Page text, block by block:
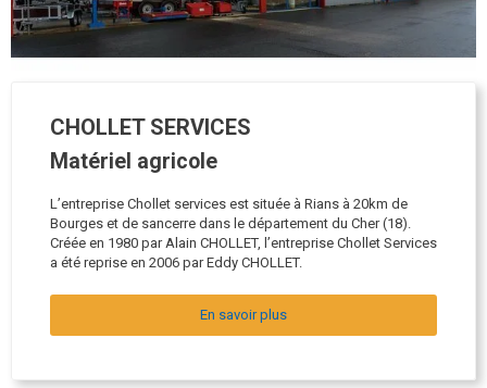
CHOLLET SERVICES
Matériel agricole
L’entreprise Chollet services est située à Rians à 20km de
Bourges et de sancerre dans le département du Cher (18).
Créée en 1980 par Alain CHOLLET, l’entreprise Chollet Services
a été reprise en 2006 par Eddy CHOLLET.
En savoir plus